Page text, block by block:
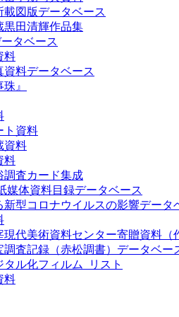
載図版データベース
黒田清輝作品集
タベース
料
資料データベース
』
ト資料
資料
料
査カード集成
媒体資料目録データベース
新型コロナウイルスの影響データ
代美術資料センター寄贈資料（
調査記録（赤松調書）データベー
ル化フィルム_リスト
料